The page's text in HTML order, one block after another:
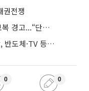
전쟁
중국, 미국 첨단 로봇 수입 금지령에 보복 경고...“단호히 대응”
中, 세계시장 40%서 점유율 확대…韓, 반도체·TV 등 4개 품목 1위
0 0